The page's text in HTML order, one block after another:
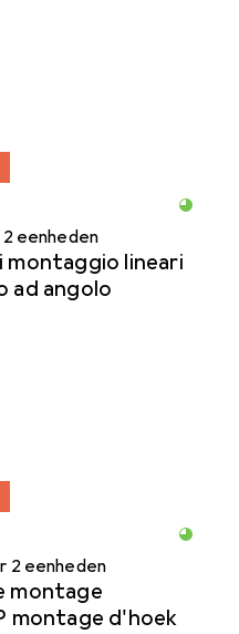
eenheden
montaggio lineari
ad angolo
2 eenheden
montage
montage d'hoek